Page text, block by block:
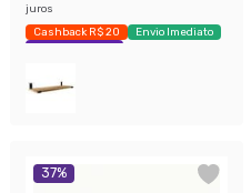
juros
Cashback R$ 20
Envio Imediato
Exclusivo Mobly
37%